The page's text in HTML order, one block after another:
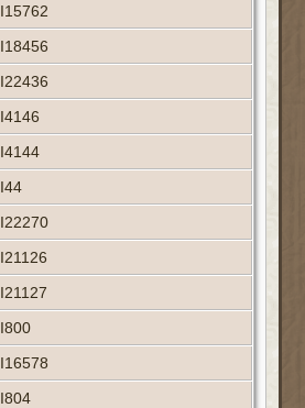
I15762
I18456
I22436
I4146
I4144
I44
I22270
I21126
I21127
I800
I16578
I804